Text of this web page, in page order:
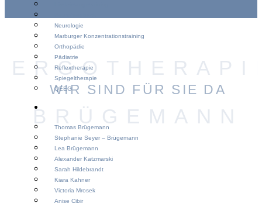
Neurologie
Marburger Konzentrationstraining
Orthopädie
Pädiatrie
Reflextherapie
Spiegeltherapie
QEEG
Thomas Brügemann
Stephanie Seyer – Brügemann
Lea Brügemann
Alexander Katzmarski
Sarah Hildebrandt
Kiara Kahner
Victoria Mrosek
Anise Cibir
BRÜGEMANN
WIR SIND FÜR SIE DA